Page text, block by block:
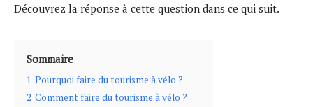
Découvrez la réponse à cette question dans ce qui suit.
Sommaire
1 Pourquoi faire du tourisme à vélo ?
2 Comment faire du tourisme à vélo ?